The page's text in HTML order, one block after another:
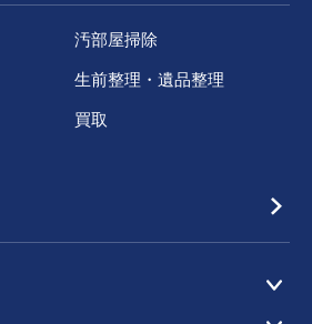
汚部屋掃除
生前整理・遺品整理
買取